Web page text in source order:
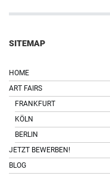
SITEMAP
HOME
ART FAIRS
FRANKFURT
KÖLN
BERLIN
JETZT BEWERBEN!
BLOG